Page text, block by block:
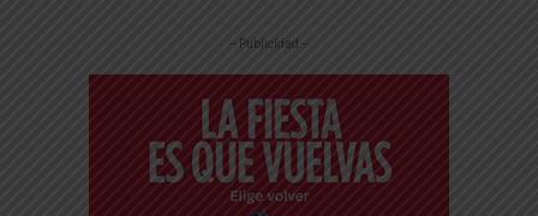
-- Publicidad --